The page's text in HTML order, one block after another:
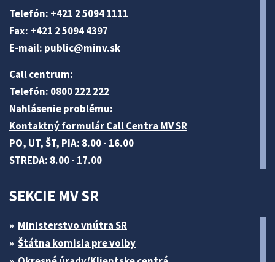
Telefón: +421 2 5094 1111
Fax: +421 2 5094 4397
E-mail: public@minv.sk
Call centrum:
Telefón: 0800 222 222
Nahlásenie problému:
Kontaktný formulár Call Centra MV SR
PO, UT, ŠT, PIA: 8.00 - 16.00
STREDA: 8.00 - 17.00
SEKCIE MV SR
Ministerstvo vnútra SR
Štátna komisia pre volby